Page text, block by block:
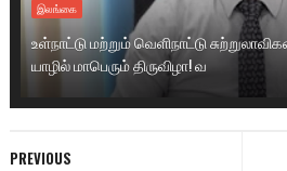
இலங்கை
உள்நாட்டு மற்றும் வெளிநாட்டு
யாழில் மாபெரும் திருவிழா! வ
PREVIOUS